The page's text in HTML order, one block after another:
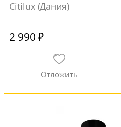
Citilux (Дания)
2 990 ₽